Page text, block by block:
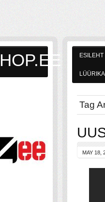
ESILEHT
LÜÜRIKA
Tag
MAY 18,